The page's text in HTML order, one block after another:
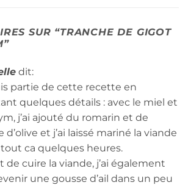
SUR “TRANCHE DE GIGOT
”
dit:
partie de cette recette en
quelques détails : avec le miel et
j’ai ajouté du romarin et de
d’olive et j’ai laissé mariné la viande
tout ca quelques heures.
de cuire la viande, j’ai également
une gousse d’ail dans un peu